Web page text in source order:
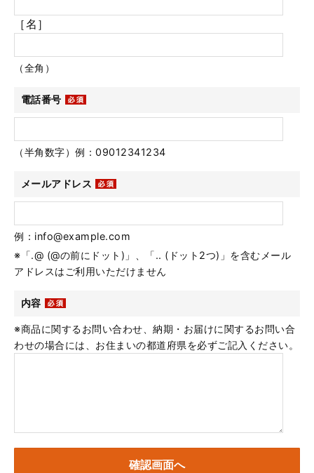
［名］
（全角）
電話番号
（半角数字）例：09012341234
メールアドレス
例：info@example.com
※「.@ (@の前にドット)」、「.. (ドット2つ)」を含むメール
アドレスはご利用いただけません
内容
※商品に関するお問い合わせ、納期・お届けに関するお問い合
わせの場合には、お住まいの都道府県を必ずご記入ください。